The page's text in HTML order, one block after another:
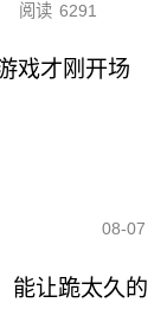
阅读 6291
戏才刚开场
08-07
能让跪太久的